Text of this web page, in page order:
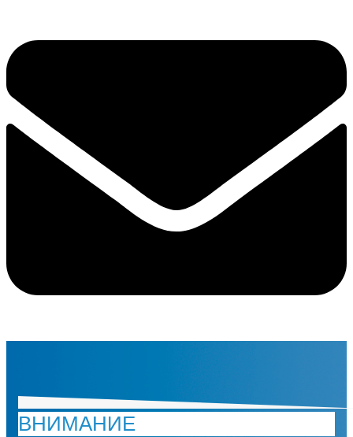
ВНИМАНИЕ